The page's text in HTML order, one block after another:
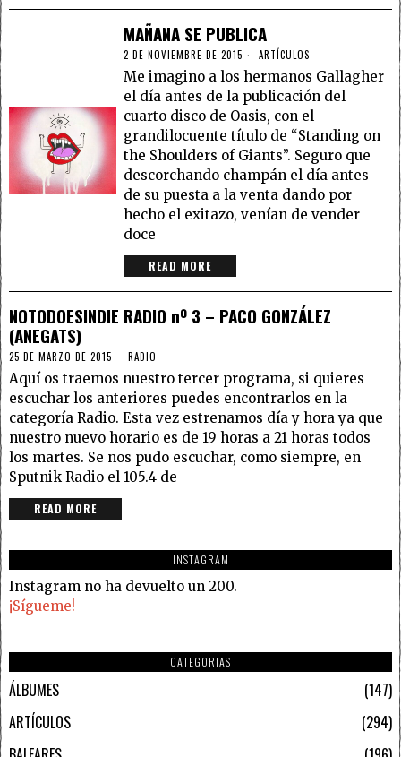
MAÑANA SE PUBLICA
2 DE NOVIEMBRE DE 2015 ARTÍCULOS
Me imagino a los hermanos Gallagher
el día antes de la publicación del
cuarto disco de Oasis, con el
grandilocuente título de “Standing on
the Shoulders of Giants”. Seguro que
descorchando champán el día antes
de su puesta a la venta dando por
hecho el exitazo, venían de vender
doce
READ MORE
NOTODOESINDIE RADIO nº 3 – PACO GONZÁLEZ
(ANEGATS)
25 DE MARZO DE 2015 RADIO
Aquí os traemos nuestro tercer programa, si quieres
escuchar los anteriores puedes encontrarlos en la
categoría Radio. Esta vez estrenamos día y hora ya que
nuestro nuevo horario es de 19 horas a 21 horas todos
los martes. Se nos pudo escuchar, como siempre, en
Sputnik Radio el 105.4 de
READ MORE
INSTAGRAM
Instagram no ha devuelto un 200.
¡Sígueme!
CATEGORIAS
ÁLBUMES
147
ARTÍCULOS
294